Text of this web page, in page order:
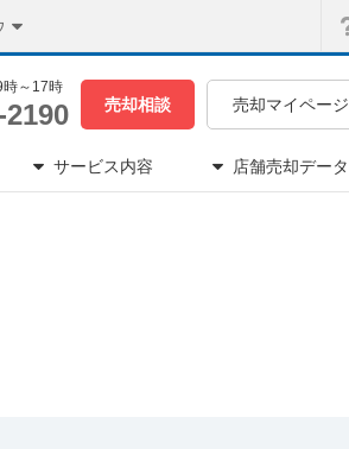
時～17時
2190 売却相談 売却マイページ
サービス内容 店舗売却データ